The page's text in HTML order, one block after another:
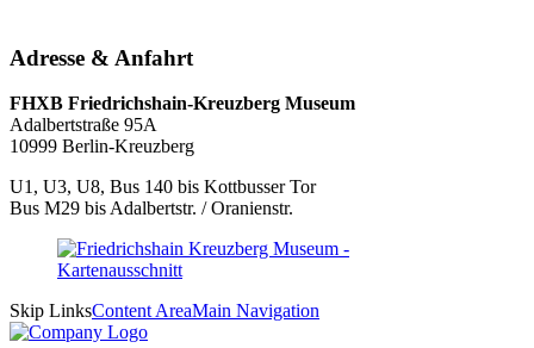
Adresse & Anfahrt
FHXB Friedrichshain-Kreuzberg Museum
Adalbertstraße 95A
10999 Berlin-Kreuzberg
U1, U3, U8, Bus 140 bis Kottbusser Tor
Bus M29 bis Adalbertstr. / Oranienstr.
Skip LinksContent AreaMain Navigation